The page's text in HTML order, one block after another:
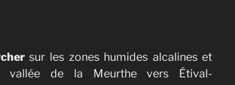
sur les zones humides alcalines et
vallée de la Meurthe vers Étival-